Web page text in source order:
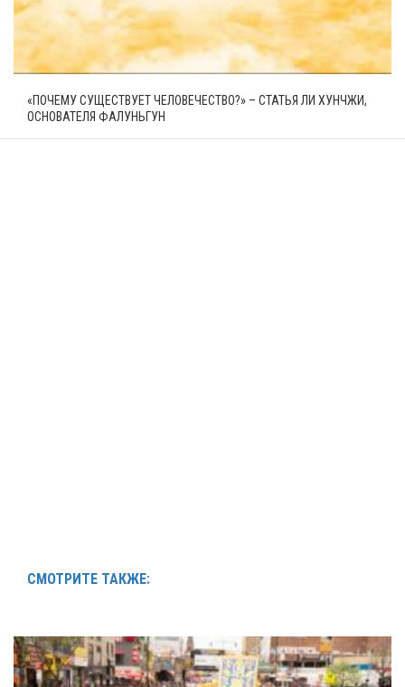
«ПОЧЕМУ СУЩЕСТВУЕТ ЧЕЛОВЕЧЕСТВО?» – СТАТЬЯ ЛИ ХУНЧЖИ,
ОСНОВАТЕЛЯ ФАЛУНЬГУН
СМОТРИТЕ ТАКЖЕ: